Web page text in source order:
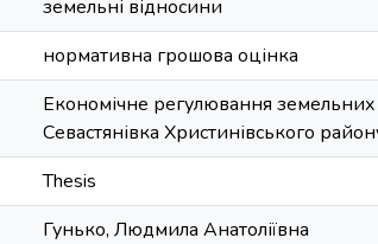
земельні відносини
нормативна грошова оцінка
Економічне регулювання земельних
Севастянівка Христинівського
Thesis
Гунько, Людмила Анатоліївна